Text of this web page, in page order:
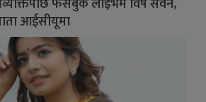
आईसीयूमा